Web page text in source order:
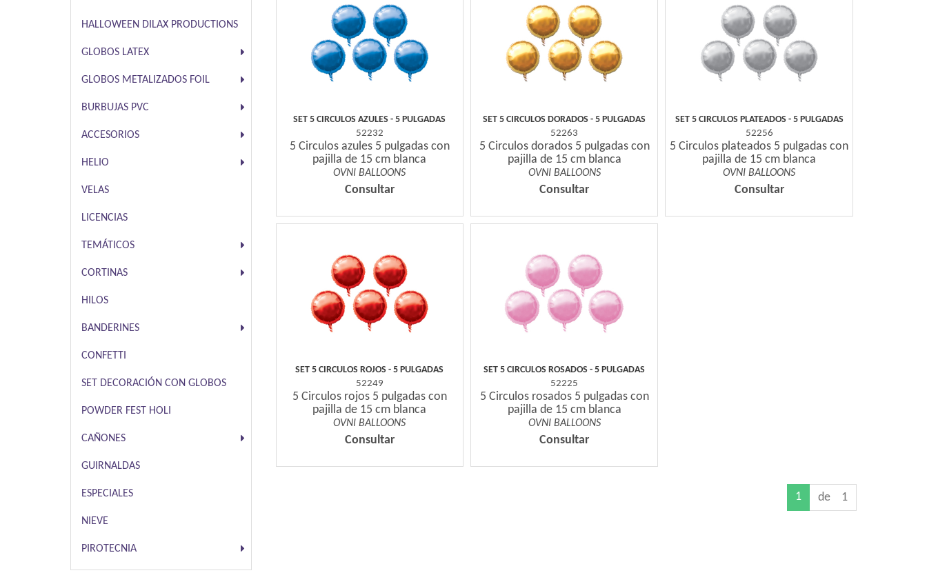
HALLOWEEN DILAX PRODUCTIONS
GLOBOS LATEX
GLOBOS METALIZADOS FOIL
BURBUJAS PVC
ACCESORIOS
HELIO
VELAS
LICENCIAS
TEMÁTICOS
CORTINAS
HILOS
BANDERINES
CONFETTI
SET DECORACIÓN CON GLOBOS
POWDER FEST HOLI
CAÑONES
GUIRNALDAS
ESPECIALES
NIEVE
PIROTECNIA
SET 5 CIRCULOS AZULES - 5 PULGADAS
52232
5 Circulos azules 5 pulgadas con
pajilla de 15 cm blanca
OVNI BALLOONS
Consultar
SET 5 CIRCULOS DORADOS - 5 PULGADAS
52263
5 Circulos dorados 5 pulgadas con
pajilla de 15 cm blanca
OVNI BALLOONS
Consultar
SET 5 CIRCULOS PLATEADOS - 5 PULGADAS
52256
5 Circulos plateados 5 pulgadas con
pajilla de 15 cm blanca
OVNI BALLOONS
Consultar
SET 5 CIRCULOS ROJOS - 5 PULGADAS
52249
5 Circulos rojos 5 pulgadas con
pajilla de 15 cm blanca
OVNI BALLOONS
Consultar
SET 5 CIRCULOS ROSADOS - 5 PULGADAS
52225
5 Circulos rosados 5 pulgadas con
pajilla de 15 cm blanca
OVNI BALLOONS
Consultar
1 de 1